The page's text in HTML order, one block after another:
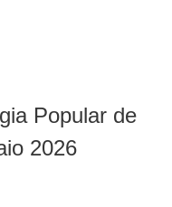
Popular de
2026